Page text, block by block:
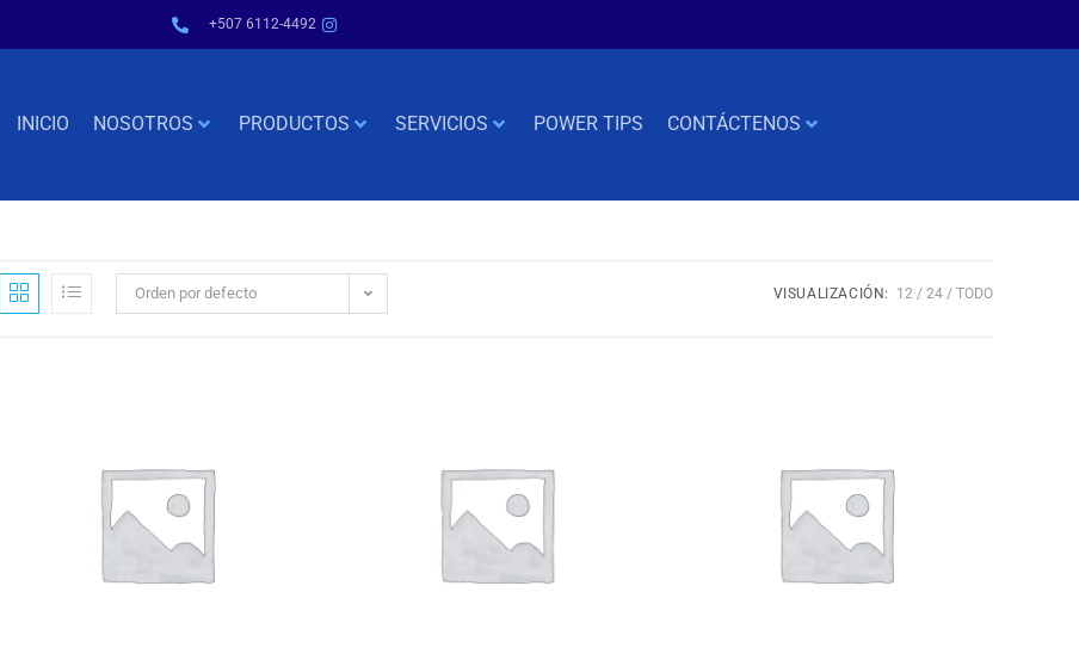
+507 6112-4492
INICIO NOSOTROS PRODUCTOS SERVICIOS POWER TIPS CONTÁCTENOS
Orden por defecto VISUALIZACIÓN: 12 24 TODO